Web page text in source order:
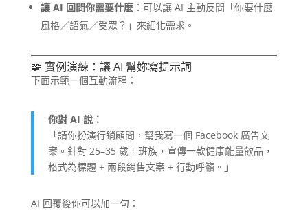
讓 AI 回問你需要什麼：可以讓 AI 主動反問「你要什麼
風格／語氣／受眾？」來細化需求。
🧩 實例演練：讓 AI 幫妳寫提示詞
下面示範一個互動流程：
你對 AI 說：
「請你扮演行銷顧問，幫我寫一個 Facebook 廣告文
案。針對 25–35 歲上班族，宣傳一款健康能量飲品，
格式為標題 + 兩段銷售文案 + 行動呼籲。」
AI 回覆後你可以加一句：